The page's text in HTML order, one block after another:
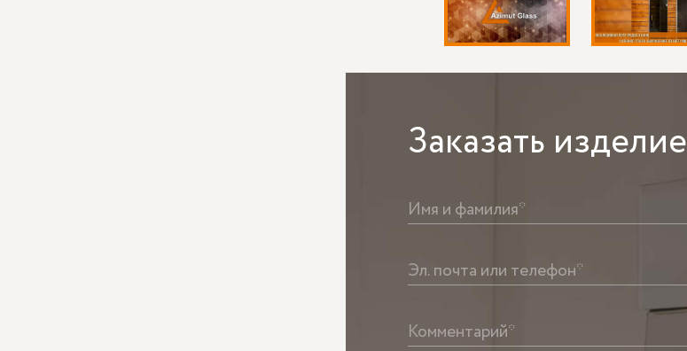
Заказать изделие
Имя и фамилия*
Эл. почта или телефон*
Комментарий*